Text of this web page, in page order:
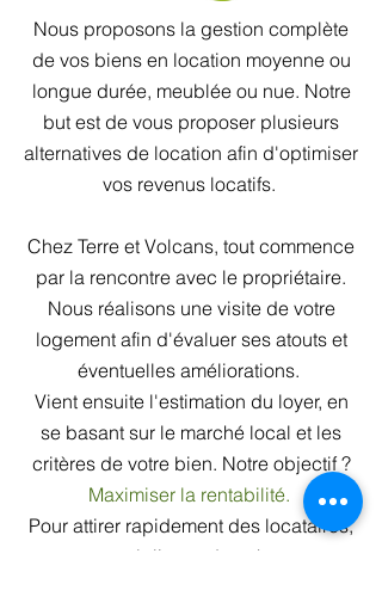
Nous proposons la gestion complète
de vos biens en location moyenne ou
longue durée, meublée ou nue. Notre
but est de vous proposer plusieurs
alternatives de location afin d'optimiser
vos revenus locatifs.
Chez Terre et Volcans, tout commence
par la rencontre avec le propriétaire.
Nous réalisons une visite de votre
logement afin d'évaluer ses atouts et
éventuelles améliorations.
Vient ensuite l'estimation du loyer, en
se basant sur le marché local et les
critères de votre bien. Notre objectif ?
Maximiser la rentabilité.
Pour attirer rapidement des locataires,
nous réalisons des photos